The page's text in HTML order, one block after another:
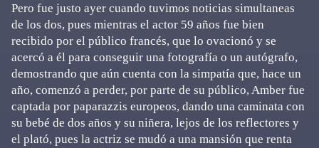
Pero fue justo ayer cuando tuvimos noticias simultaneas
de los dos, pues mientras el actor 59 años fue bien
recibido por el público francés, que lo ovacionó y se
acercó a él para conseguir una fotografía o un autógrafo,
demostrando que aún cuenta con la simpatía que, hace un
año, comenzó a perder, por parte de su público, Amber fue
captada por paparazzis europeos, dando una caminata con
su bebé de dos años y su niñera, lejos de los reflectores y
el plató, pues la actriz se mudó a una mansión que renta